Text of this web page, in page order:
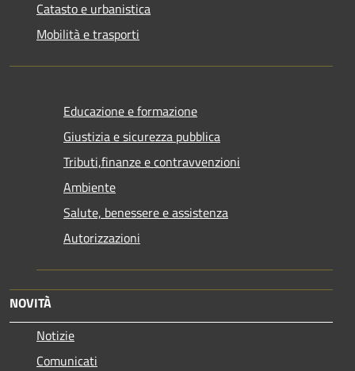
Catasto e urbanistica
Mobilità e trasporti
Educazione e formazione
Giustizia e sicurezza pubblica
Tributi,finanze e contravvenzioni
Ambiente
Salute, benessere e assistenza
Autorizzazioni
NOVITÀ
Notizie
Comunicati